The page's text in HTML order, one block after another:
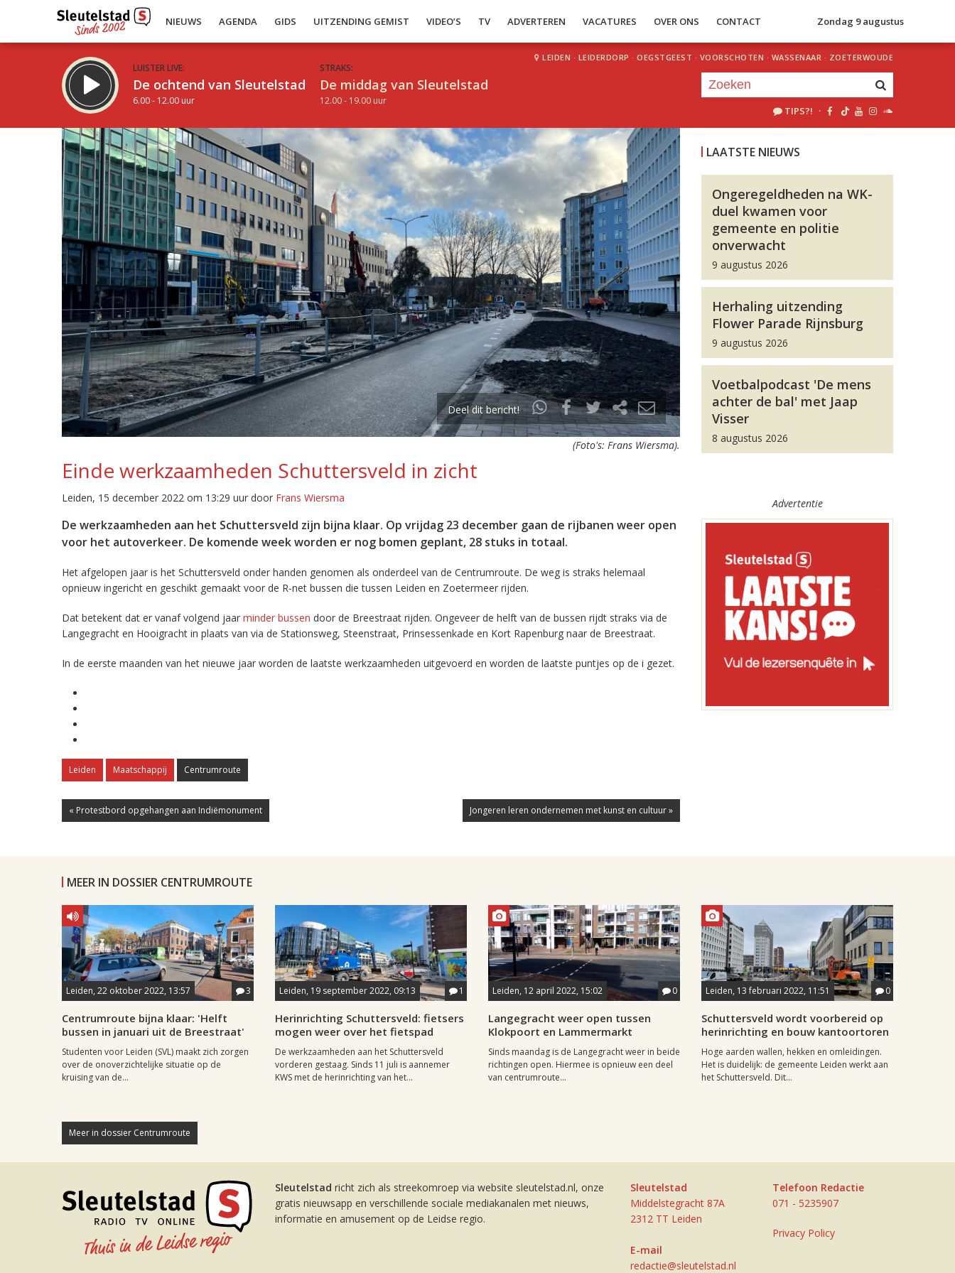
NIEUWS AGENDA GIDS UITZENDING GEMIST VIDEO’S TV ADVERTEREN VACATURES OVER ONS CONTACT Zondag 9 augustus
LUISTER LIVE:
De ochtend van Sleutelstad
6.00 - 12.00 uur
STRAKS:
De middag van Sleutelstad
12.00 - 19.00 uur
LEIDEN · LEIDERDORP · OEGSTGEEST · VOORSCHOTEN · WASSENAAR · ZOETERWOUDE
TIPS?! ·
Inklappen
Deel dit bericht!
(Foto's: Frans Wiersma).
Einde werkzaamheden Schuttersveld in zicht
Leiden, 15 december 2022 om 13:29 uur door Frans Wiersma
De werkzaamheden aan het Schuttersveld zijn bijna klaar. Op vrijdag 23 december gaan de rijbanen weer open
voor het autoverkeer. De komende week worden er nog bomen geplant, 28 stuks in totaal.
Het afgelopen jaar is het Schuttersveld onder handen genomen als onderdeel van de Centrumroute. De weg is straks helemaal
opnieuw ingericht en geschikt gemaakt voor de R-net bussen die tussen Leiden en Zoetermeer rijden.
Dat betekent dat er vanaf volgend jaar minder bussen door de Breestraat rijden. Ongeveer de helft van de bussen rijdt straks via de
Langegracht en Hooigracht in plaats van via de Stationsweg, Steenstraat, Prinsessenkade en Kort Rapenburg naar de Breestraat.
In de eerste maanden van het nieuwe jaar worden de laatste werkzaamheden uitgevoerd en worden de laatste puntjes op de i gezet.
Leiden Maatschappij Centrumroute
« Protestbord opgehangen aan Indiëmonument Jongeren leren ondernemen met kunst en cultuur »
LAATSTE NIEUWS
Ongeregeldheden na WK-
duel kwamen voor
gemeente en politie
onverwacht
9 augustus 2026
Herhaling uitzending
Flower Parade Rijnsburg
9 augustus 2026
Voetbalpodcast 'De mens
achter de bal' met Jaap
Visser
8 augustus 2026
Advertentie
MEER IN DOSSIER CENTRUMROUTE
Leiden, 22 oktober 2022, 13:57 3
Centrumroute bijna klaar: 'Helft
bussen in januari uit de Breestraat'
Studenten voor Leiden (SVL) maakt zich zorgen
over de onoverzichtelijke situatie op de
kruising van de...
Leiden, 19 september 2022, 09:13 1
Herinrichting Schuttersveld: fietsers
mogen weer over het fietspad
De werkzaamheden aan het Schuttersveld
vorderen gestaag. Sinds 11 juli is aannemer
KWS met de herinrichting van het...
Leiden, 12 april 2022, 15:02 0
Langegracht weer open tussen
Klokpoort en Lammermarkt
Sinds maandag is de Langegracht weer in beide
richtingen open. Hiermee is opnieuw een deel
van centrumroute...
Leiden, 13 februari 2022, 11:51 0
Schuttersveld wordt voorbereid op
herinrichting en bouw kantoortoren
Hoge aarden wallen, hekken en omleidingen.
Het is duidelijk: de gemeente Leiden werkt aan
het Schuttersveld. Dit...
Meer in dossier Centrumroute
Sleutelstad richt zich als streekomroep via website sleutelstad.nl, onze
gratis nieuwsapp en verschillende sociale mediakanalen met nieuws,
informatie en amusement op de Leidse regio.
Sleutelstad
Middelstegracht 87A
2312 TT Leiden
E-mail
redactie@sleutelstad.nl
Telefoon Redactie
071 - 5235907
Privacy Policy